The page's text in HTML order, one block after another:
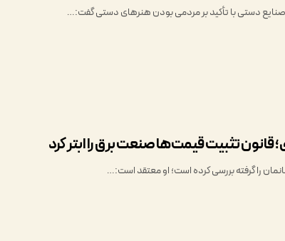
دستی با تأکید بر مردمی بودن هنرهای دستی گفت:…
قانون تثبیت قیمت‌ها صنعت برق را ابتر کرد
را گرفته بررسی کرده است؛ او معتقد است:…